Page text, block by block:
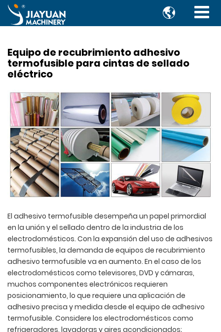

Equipo de recubrimiento adhesivo
termofusible para cintas de sellado
eléctrico
El adhesivo termofusible desempeña un papel primordial
en la unión y el sellado dentro de la industria de los
electrodomésticos. Con la expansión del uso de adhesivos
termofusibles, la demanda de equipos de recubrimiento
adhesivo termofusible va en aumento. En el caso de los
electrodomésticos como televisores, DVD y cámaras,
muchos componentes electrónicos requieren
posicionamiento, lo que requiere una aplicación de
adhesivo precisa y medida desde el equipo de adhesivo
termofusible. Considere los electrodomésticos como
refrigeradores, lavadoras y aires acondicionados;